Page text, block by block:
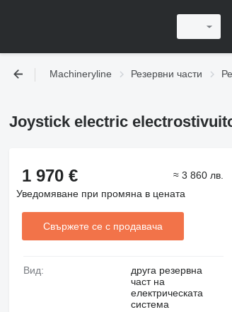
Machineryline Резервни части
Joystick electric
1 970 €
≈ 3 860 лв.
Уведомяване при промяна в цената
Свържете се с продавача
Вид:
друга резервна
част на
електрическата
система